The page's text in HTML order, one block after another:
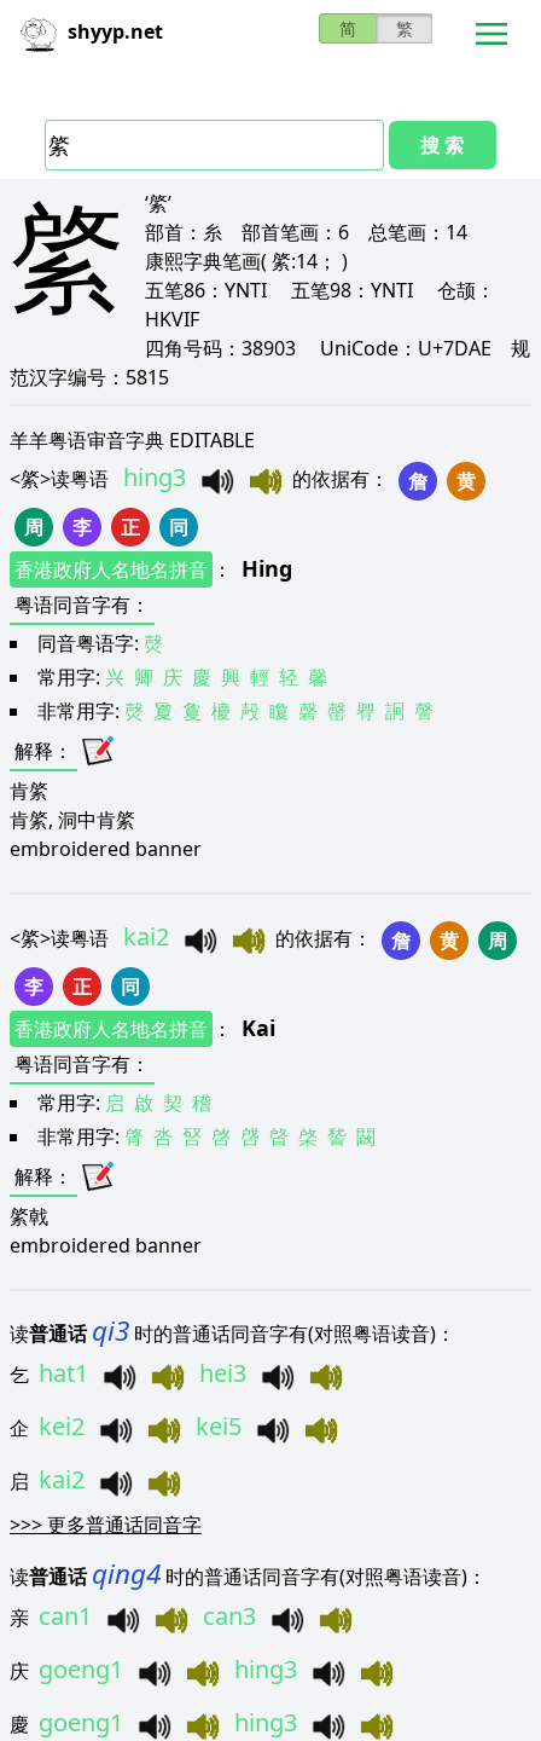
shyyp.net 简 繁
搜 索
綮
‘綮’
部首： 糸 部首笔画： 6 总笔画： 14
康熙字典笔画( 綮:14； )
五笔86： YNTI 五笔98： YNTI 仓颉：
HKVIF
四角号码： 38903 UniCode： U+7DAE 规
范汉字编号： 5815
羊羊粤语审音字典 EDITABLE
<綮>读粤语 hing3 的依据有 ： 詹
黄
周
李 正
同
香港政府人名地名拼音 ： Hing
粤语同音字有 ：
同音粤语字: 㷫
常用字: 兴 卿 庆 慶 興 輕 轻 馨
非常用字: 㷫 夐 敻 櫦 殸 矎 磬 罄 臖 詗 謦
解释 ：
肯綮
肯綮, 洞中肯綮
embroidered banner
<綮>读粤语 kai2 的依据有 ： 詹 黄
周
李
正
同
香港政府人名地名拼音 ： Kai
粤语同音字有 ：
常用字: 启 啟 契 稽
非常用字: 䏿 呇 唘 啓 啔 晵 棨 諬 闙
解释 ：
綮戟
embroidered banner
读普通话 qi3 时的普通话同音字有(对照粤语读音)：
乞 hat1 hei3
企 kei2 kei5
启 kai2
>>>更多普通话同音字
读普通话 qing4 时的普通话同音字有(对照粤语读音)：
亲 can1 can3
庆 goeng1 hing3
慶 goeng1 hing3